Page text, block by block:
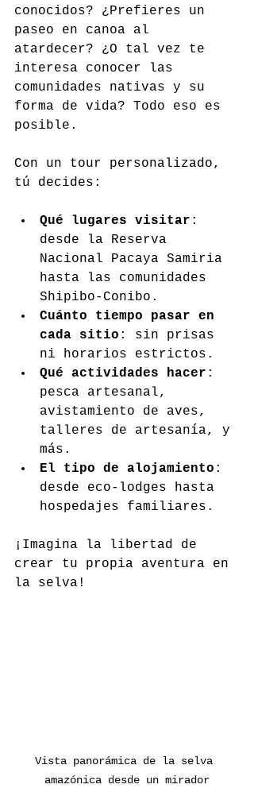
conocidos? ¿Prefieres un
paseo en canoa al
atardecer? ¿O tal vez te
interesa conocer las
comunidades nativas y su
forma de vida? Todo eso es
posible.
Con un tour personalizado,
tú decides:
Qué lugares visitar :
desde la Reserva
Nacional Pacaya Samiria
hasta las comunidades
Shipibo-Conibo.
Cuánto tiempo pasar en
cada sitio : sin prisas
ni horarios estrictos.
Qué actividades hacer :
pesca artesanal,
avistamiento de aves,
talleres de artesanía, y
más.
El tipo de alojamiento :
desde eco-lodges hasta
hospedajes familiares.
¡Imagina la libertad de
crear tu propia aventura en
la selva!
Vista panorámica de la selva
amazónica desde un mirador